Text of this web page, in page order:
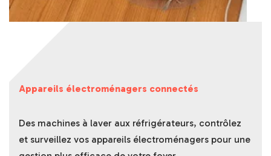
Appareils électroménagers connectés
Des machines à laver aux réfrigérateurs, contrôlez
et surveillez vos appareils électroménagers pour une